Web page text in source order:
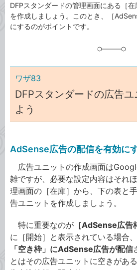
DFPスタンダードの管理画面にある［
を作成しましょう。このとき、［
にするのがポイントです。
ワザ83
DFPスタンダードの広告
よう
AdSense広告の配信を有効に
広告ユニットの作成画面は
雑ですが、必要な設定内容はそれ
理画面の［在庫］から、下の表と
告ユニットを作成しましょう。
特に重要なのが ［AdSense広告
に［開始］と表示されている場合
「空き枠」にAdSense広告が配信
とはその広告ユニットに空きがあ